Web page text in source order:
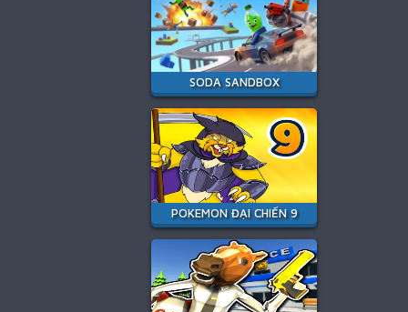
SODA SANDBOX
POKEMON ĐẠI CHIẾN 9